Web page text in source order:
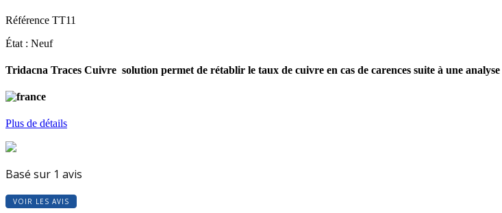
Référence TT11
État : Neuf
Tridacna Traces Cuivre solution permet de rétablir le taux de cuivre en cas de carences suite à une
Plus de détails
Basé sur 1 avis
VOIR LES AVIS